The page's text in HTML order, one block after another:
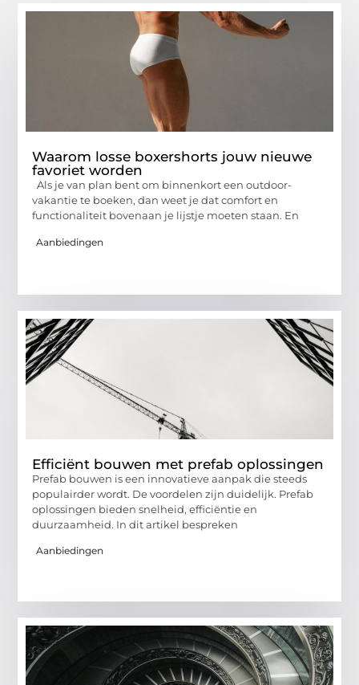
Waarom losse boxershorts jouw nieuwe
favoriet worden
Als je van plan bent om binnenkort een outdoor-
vakantie te boeken, dan weet je dat comfort en
functionaliteit bovenaan je lijstje moeten staan. En
Aanbiedingen
Efficiënt bouwen met prefab oplossingen
Prefab bouwen is een innovatieve aanpak die steeds
populairder wordt. De voordelen zijn duidelijk. Prefab
oplossingen bieden snelheid, efficiëntie en
duurzaamheid. In dit artikel bespreken
Aanbiedingen